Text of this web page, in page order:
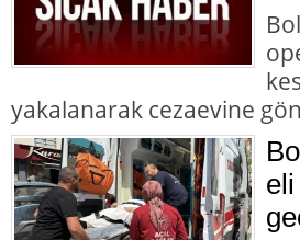
yakalanarak cezaevine